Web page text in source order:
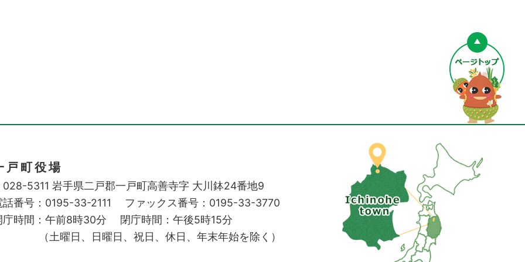
戸町役場
028-5311 岩手県二戸郡一戸町高善寺字 大川鉢24番地9
話番号：0195-33-2111
ファックス番号：0195-33-3770
庁時間：午前8時30分
閉庁時間：午後5時15分
（土曜日、日曜日、祝日、休日、年末年始を除く）